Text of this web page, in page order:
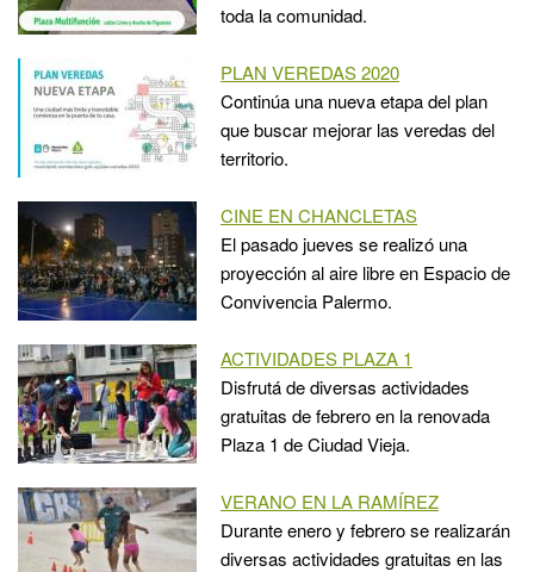
toda la comunidad.
PLAN VEREDAS 2020
Continúa una nueva etapa del plan
que buscar mejorar las veredas del
territorio.
CINE EN CHANCLETAS
El pasado jueves se realizó una
proyección al aire libre en Espacio de
Convivencia Palermo.
ACTIVIDADES PLAZA 1
Disfrutá de diversas actividades
gratuitas de febrero en la renovada
Plaza 1 de Ciudad Vieja.
VERANO EN LA RAMÍREZ
Durante enero y febrero se realizarán
diversas actividades gratuitas en las